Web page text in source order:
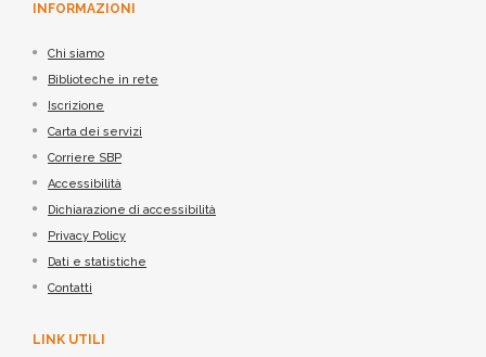
INFORMAZIONI
Chi siamo
Biblioteche in rete
Iscrizione
Carta dei servizi
Corriere SBP
Accessibilità
Dichiarazione di accessibilità
Privacy Policy
Dati e statistiche
Contatti
LINK UTILI